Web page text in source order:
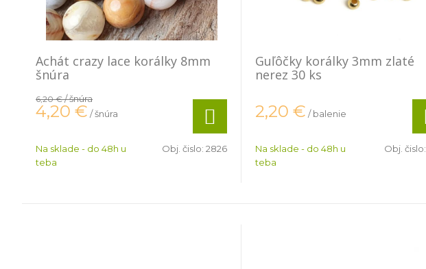
Achát crazy lace korálky 8mm
šnúra
6,20 €/ šnúra
4,20 € / šnúra
Na sklade - do 48h u
teba
Obj. čislo: 2826
Guľôčky korálky 3mm zlaté
nerez 30 ks
2,20 € / balenie
Na sklade - do 48h u
teba
Obj. čislo: